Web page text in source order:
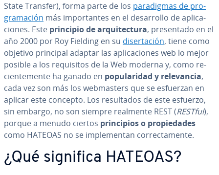
State Transfer), forma parte de los pa­ra­di­g­mas de pro­
gra­ma­ción más im­po­r­ta­n­tes en el de­sa­rro­llo de apli­ca­
cio­nes. Este principio de ar­qui­te­c­tu­ra, pre­se­n­ta­do en el
año 2000 por Roy Fielding en su di­se­r­ta­ción, tiene como
objetivo principal adaptar las apli­ca­cio­nes web lo mejor
posible a los re­qui­si­tos de la Web moderna y, como re­
cie­n­te­me­n­te ha ganado en po­pu­la­ri­dad y re­le­va­n­cia,
cada vez son más los we­b­ma­s­te­rs que se esfuerzan en
aplicar este concepto. Los re­su­l­ta­dos de este esfuerzo,
sin embargo, no son siempre realmente REST (RESTful),
porque a menudo ciertos pri­n­ci­pios o pro­pie­da­des
como HATEOAS no se im­ple­me­n­tan co­rre­c­ta­me­n­te.
¿Qué significa HATEOAS?